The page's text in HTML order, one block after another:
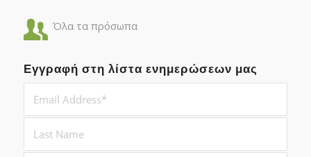
Όλα τα πρόσωπα
Εγγραφή στη λίστα ενημερώσεων μας